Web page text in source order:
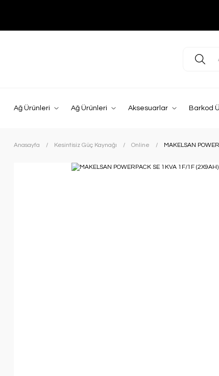
Ağ Ürünleri Ağ Ürünleri Aksesuarlar Barkod
Anasayfa Kesintisiz Güç Kaynağı Online MAKELSAN